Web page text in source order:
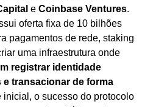
e Coinbase Ventures.
oferta fixa de 10 bilhões
pagamentos de rede, staking
registrar identidade
transacionar de forma
inicial, o sucesso do protocolo